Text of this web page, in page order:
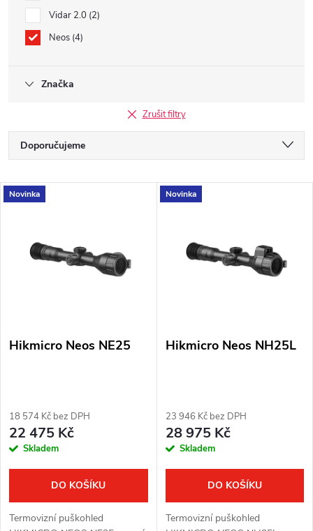
Vidar 2.0 2
Neos 4
Značka
Zrušit filtry
Ř
a
z
p
d
u
t
Doporučujeme
Nejdražší
Abecedně
V
p
o
d
u
k
Novinka
Hikmicro Neos NE25
18 574 Kč bez DPH
22 475 Kč
Skladem
DO KOŠÍKU
Termovizní puškohled
Novinka
Hikmicro Neos NH25L
23 946 Kč bez DPH
28 975 Kč
Skladem
DO KOŠÍKU
Termovizní puškohled